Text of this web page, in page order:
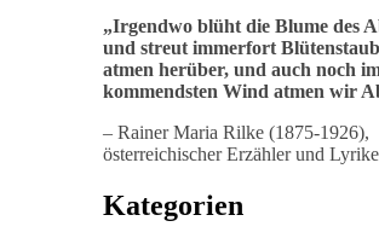
„Irgendwo blüht die Blume des
und streut immerfort
atmen herüber, und auch noch
kommendsten Wind atmen wir
– Rainer Maria Rilke (1875-1926),
österreichischer Erzähler und
Kategorien